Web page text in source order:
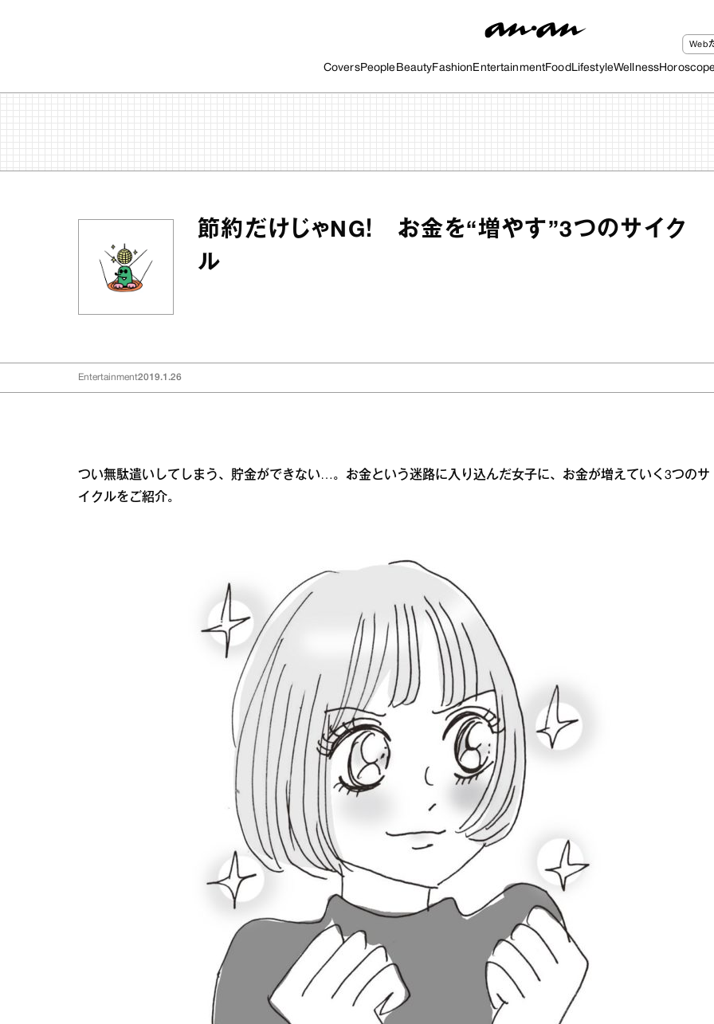
CoversPeople BeautyFashion EntertainmentFood LifestyleWellness
Web
節約だけじゃNG！ お金を“増やす”3つのサイク
ル
Entertainment2019.1.26
つい無駄遣いしてしまう、貯金ができない…。お金という迷路に入り込んだ女子に、お金が増えていく3つのサ
イクルをご紹介。